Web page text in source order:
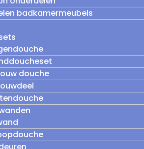
badkamermeubels
douche